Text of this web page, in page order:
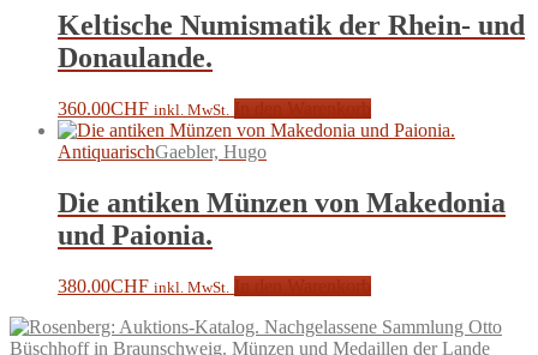
Keltische Numismatik der Rhein- und
Donaulande.
360.00CHF inkl. MwSt.
AntiquarischGaebler, Hugo
Die antiken Münzen von Makedonia
und Paionia.
380.00CHF inkl. MwSt.